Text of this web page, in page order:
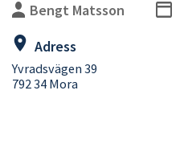
Bengt Matsson
Adress
Yvradsvägen 39
792 34 Mora